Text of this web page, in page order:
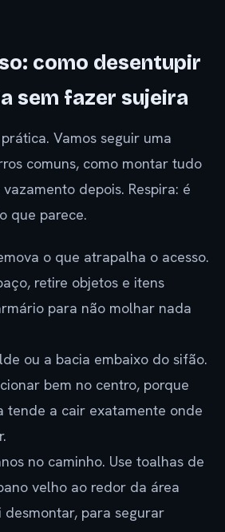
como desentupir
sem fazer sujeira
Vamos seguir uma
comuns, como montar tudo
depois. Respira: é
que parece.
o que atrapalha o acesso.
retire objetos e itens
para não molhar nada
ou a bacia embaixo do sifão.
bem no centro, porque
tende a cair exatamente onde
no caminho. Use toalhas de
velho ao redor da área
desmontar, para segurar